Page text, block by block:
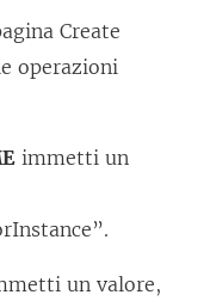
o
i
n
n
u
Create
operazioni
immetti un
un valore,